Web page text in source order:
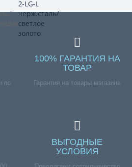
по
100% ГАРАНТИЯ НА
ТОВАР
Гарантия на товары магазина
ВЫГОДНЫЕ
УСЛОВИЯ